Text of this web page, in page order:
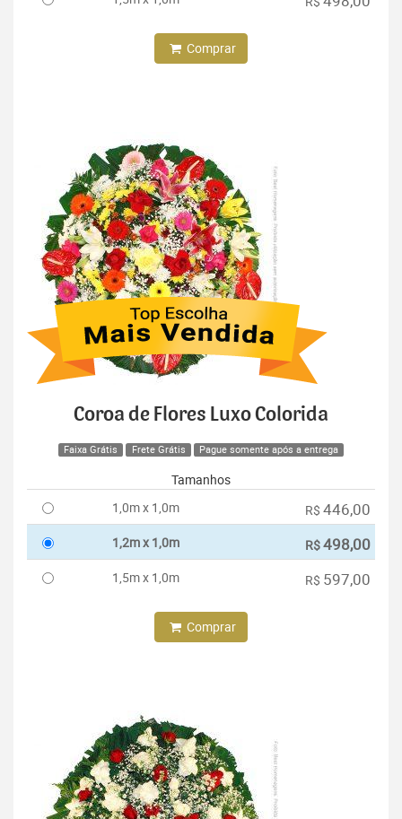
Comprar
Coroa de Flores Luxo Colorida
Faixa Grátis Frete Grátis Pague somente após a entrega
Tamanhos
1,0m x 1,0m
R$ 446,00
1,2m x 1,0m R$498,00
1,5m x 1,0m R$ 597,00
Comprar